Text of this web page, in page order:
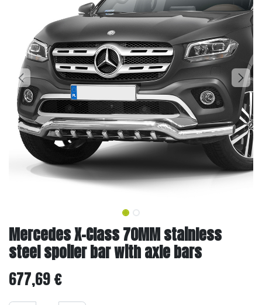
Mercedes X-Class 70MM stainless
steel spoiler bar with axle bars
677,69€